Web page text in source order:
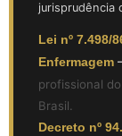
jurisprudência
Lei nº 7.498/
Enfermagem
profissional
Brasil.
Decreto nº